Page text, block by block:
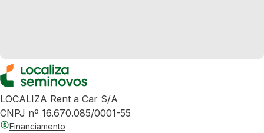
LOCALIZA Rent a Car S/A
CNPJ nº 16.670.085/0001-55
Financiamento